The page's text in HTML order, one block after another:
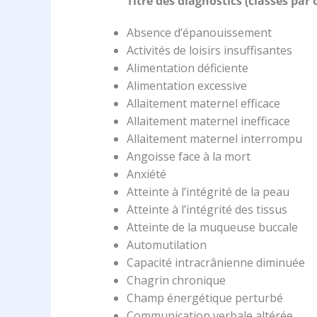
Absence d’épanouissement
Activités de loisirs insuffisantes
Alimentation déficiente
Alimentation excessive
Allaitement maternel efficace
Allaitement maternel inefficace
Allaitement maternel interrompu
Angoisse face à la mort
Anxiété
Atteinte à l’intégrité de la peau
Atteinte à l’intégrité des tissus
Atteinte de la muqueuse buccale
Automutilation
Capacité intracrânienne diminuée
Chagrin chronique
Champ énergétique perturbé